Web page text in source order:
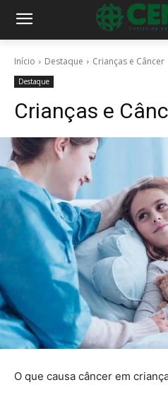
Início Destaque Crianças e Câncer
Destaque
Crianças e
O que causa câncer em